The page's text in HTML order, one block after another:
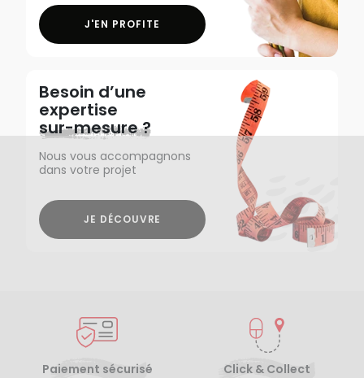
J'EN PROFITE
Besoin d’une
expertise
sur-mesure ?
Nous vous accompagnons
dans votre projet
JE DÉCOUVRE
Paiement sécurisé
Click & Collect